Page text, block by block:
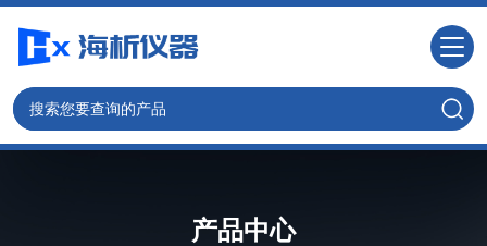
产品中心